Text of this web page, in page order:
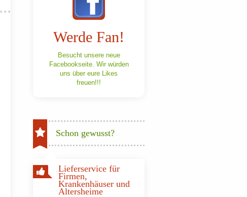
Werde Fan!
Besucht unsere neue
Facebookseite. Wir würden
uns über eure Likes
freuen!!!
Schon gewusst?
Lieferservice für
Firmen,
Krankenhäuser und
Altersheime